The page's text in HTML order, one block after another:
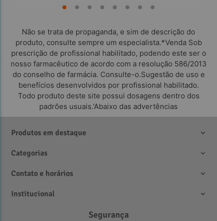
Referências Bibliográficas:
Não se trata de propaganda, e sim de descrição do
produto, consulte sempre um especialista.*Venda Sob
prescrição de profissional habilitado, podendo este ser o
nosso farmacêutico de acordo com a resolução 586/2013
do conselho de farmácia. Consulte-o.Sugestão de uso e
benefícios desenvolvidos por profissional habilitado.
Todo produto deste site possui dosagens dentro dos
padrões usuais.'Abaixo das advertências
Produtos em destaque
Categorias
Contato e horários
Institucional
Segurança